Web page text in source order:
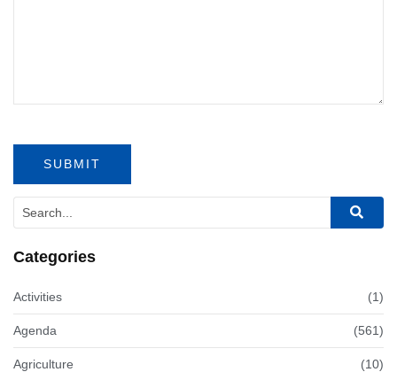
Categories
Activities (1)
Agenda (561)
Agriculture (10)